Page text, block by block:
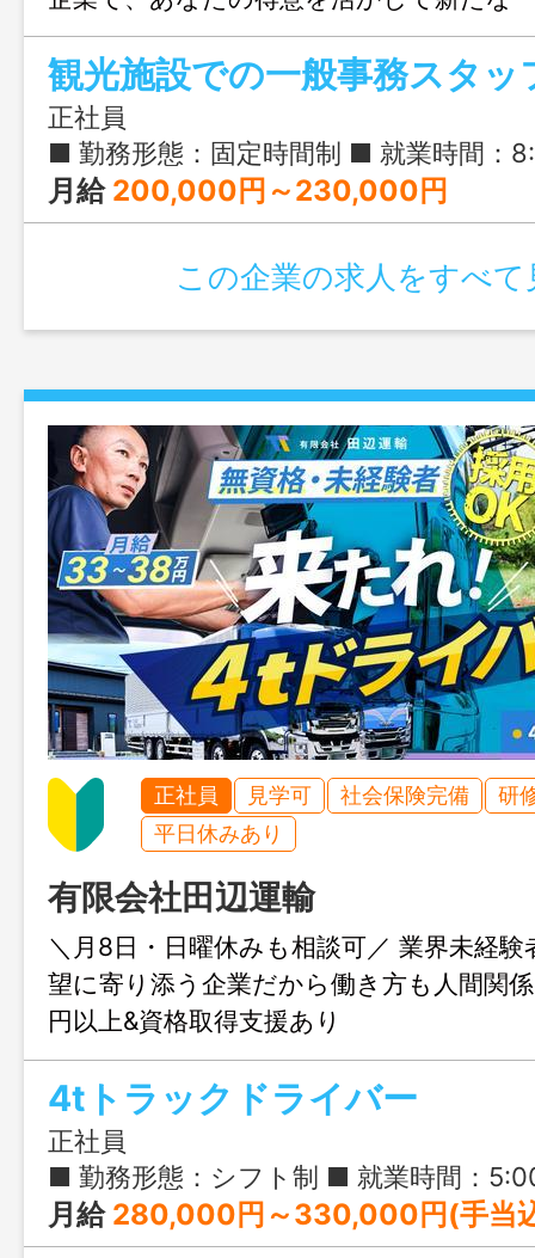
う!
観光施設での一般事務スタッ
正社員
■ 勤務形態：固定時間制 ■ 就業時間：8:30-17:30 ■ 実働時間：8
月給 200,000円～230,000円
この企業の求人をすべて
正社員 見学可 社会保険完備
研
平日休みあり
有限会社田辺運輸
＼月8日・日曜休みも相談可／ 業界未経験
望に寄り添う企業だから働き方も人間関
円以上&資格取得支援あり
4tトラックドライバー
正社員
■ 勤務形態：シフト制 ■ 就業時間：5:00-14:00（コアタイム） ■ 実働時間：
月給 280,000円～330,000円(手当